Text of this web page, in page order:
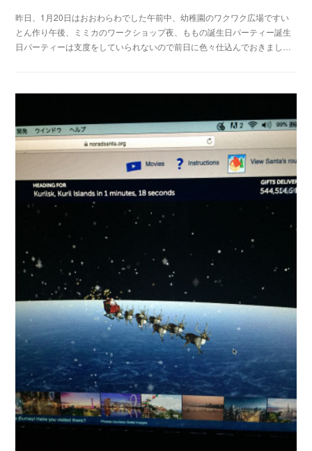
昨日、1月20日はおおわらわでした午前中、幼稚園のワクワク広場ですい
とん作り午後、ミミカのワークショップ夜、ももの誕生日パーティー誕生
日パーティーは支度をしていられないので前日に色々仕込んでおきまし…